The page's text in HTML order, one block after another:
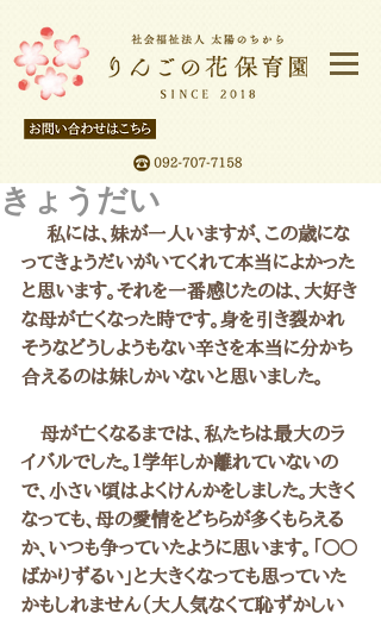
きょうだい
ってきょうだいがいてくれて本当によかった
と思います。それを一番感じたのは、大好き
な母が亡くなった時です。身を引き裂かれ
そうなどうしようもない辛さを本当に分かち
合えるのは妹しかいないと思いました。
母が亡くなるまでは、私たちは最大のラ
イバルでした。１学年しか離れていないの
で、小さい頃はよくけんかをしました。大きく
なっても、母の愛情をどちらが多くもらえる
か、いつも争っていたように思います。「○〇
ばかりずるい」と大きくなっても思っていた
かもしれません（大人気なくて恥ずかしい